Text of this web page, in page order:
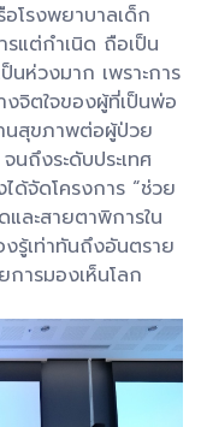
โรงพยาบาลเด็ก
แต่กำเนิด ถือเป็น
นห่วงมาก เพราะการ
จิตใจของผู้ที่เป็นพ่อ
นสุขภาพต่อผู้ป่วย
ถึงระดับประเทศ
ด้จัดโครงการ “ช่วย
ละสายตาพิการใน
รู้เท่าทันถึงอันตราย
ารมองเห็นโลก